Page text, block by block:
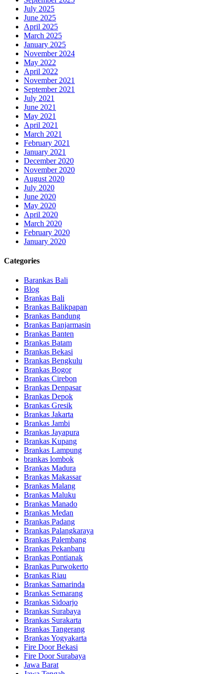
July 2025
June 2025
April 2025
March 2025
January 2025
November 2024
May 2022
April 2022
November 2021
September 2021
July 2021
June 2021
May 2021
April 2021
March 2021
February 2021
January 2021
December 2020
November 2020
August 2020
July 2020
June 2020
May 2020
April 2020
March 2020
February 2020
January 2020
Categories
Barankas Bali
Blog
Brankas Bali
Brankas Balikpapan
Brankas Bandung
Brankas Banjarmasin
Brankas Banten
Brankas Batam
Brankas Bekasi
Brankas Bengkulu
Brankas Bogor
Brankas Cirebon
Brankas Denpasar
Brankas Depok
Brankas Gresik
Brankas Jakarta
Brankas Jambi
Brankas Jayapura
Brankas Kupang
Brankas Lampung
brankas lombok
Brankas Madura
Brankas Makassar
Brankas Malang
Brankas Maluku
Brankas Manado
Brankas Medan
Brankas Padang
Brankas Palangkaraya
Brankas Palembang
Brankas Pekanbaru
Brankas Pontianak
Brankas Purwokerto
Brankas Riau
Brankas Samarinda
Brankas Semarang
Brankas Sidoarjo
Brankas Surabaya
Brankas Surakarta
Brankas Tangerang
Brankas Yogyakarta
Fire Door Bekasi
Fire Door Surabaya
Jawa Barat